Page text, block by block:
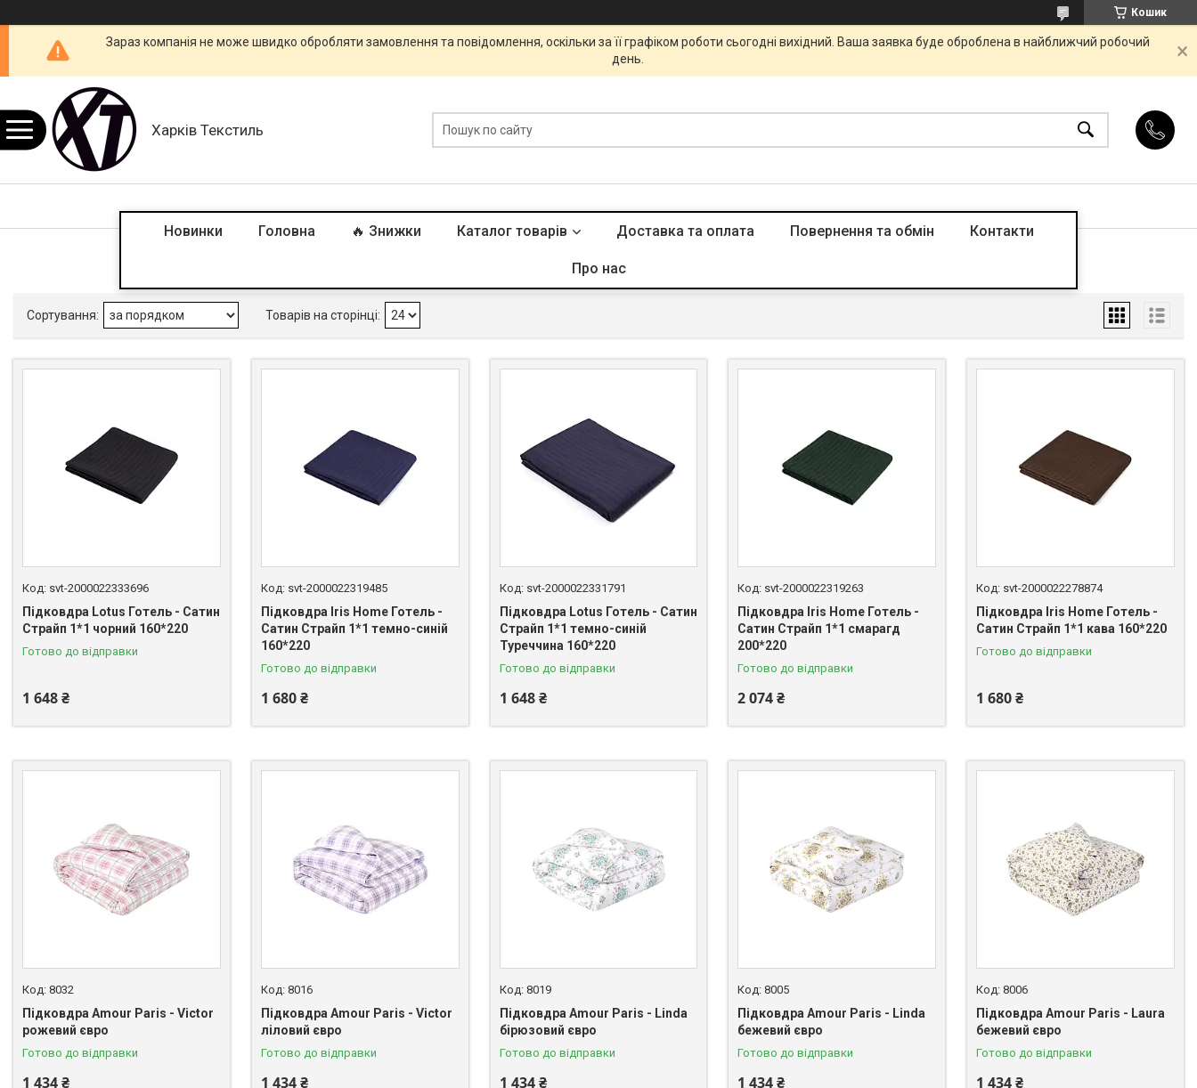
Кошик
Зараз компанія не може швидко обробляти замовлення та повідомлення, оскільки за її графіком роботи сьогодні вихідний. Ваша заявка буде оброблена в найближчий робочий
день.
Харків Текстиль
Новинки Головна 🔥 Знижки Каталог товарів Доставка та оплата Повернення та обмін Контакти
Про нас
Підковдра
svt-2000022333696
Підковдра Lotus Готель - Сатин
Страйп 1*1 чорний 160*220
Готово до відправки
1 648 ₴
svt-2000022319485
Підковдра Iris Home Готель -
Сатин Страйп 1*1 темно-синій
160*220
Готово до відправки
1 680 ₴
svt-2000022331791
Підковдра Lotus Готель - Сатин
Страйп 1*1 темно-синій
Туреччина 160*220
Готово до відправки
1 648 ₴
svt-2000022319263
Підковдра Iris Home Готель -
Сатин Страйп 1*1 смарагд
200*220
Готово до відправки
2 074 ₴
svt-2000022278874
Підковдра Iris Home Готель -
Сатин Страйп 1*1 кава 160*220
Готово до відправки
1 680 ₴
8032
Підковдра Amour Paris - Victor
рожевий євро
Готово до відправки
1 434 ₴
8016
Підковдра Amour Paris - Victor
ліловий євро
Готово до відправки
1 434 ₴
8019
Підковдра Amour Paris - Linda
бірюзовий євро
Готово до відправки
1 434 ₴
8005
Підковдра Amour Paris - Linda
бежевий євро
Готово до відправки
1 434 ₴
8006
Підковдра Amour Paris - Laura
бежевий євро
Готово до відправки
1 434 ₴